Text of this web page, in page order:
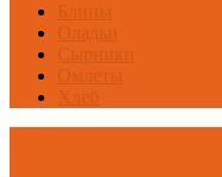
Блины
Оладьи
Сырники
Омлеты
Хлеб